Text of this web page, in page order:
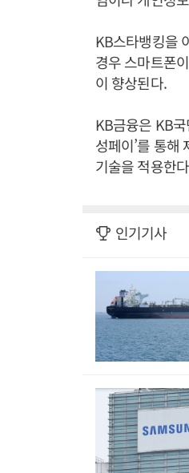
KB스타뱅킹을
경우 스마트폰
이 향상된다.
KB금융은 KB
성페이’를 통해
기술을 적용한
인기기사